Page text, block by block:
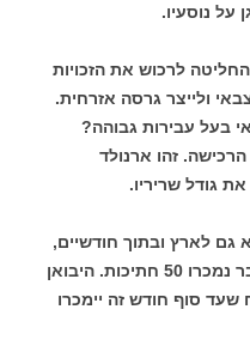
על נוסעיו.
לרכוש את הזכויות
ולייצר גרסה אזרחית.
בעל עבירות גבוהה?
זהו ארנולד
גודל שריריו.
גם לארץ ובתוך חודשיים,
עוד בטרם הגיעו המכוניות לנמל, כבר נמכרו 50 חתיכות. היבואן
מניח שעד סוף חודש זה יימכרו